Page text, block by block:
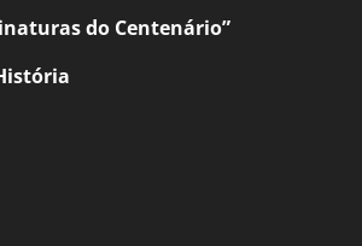
do Centenário”